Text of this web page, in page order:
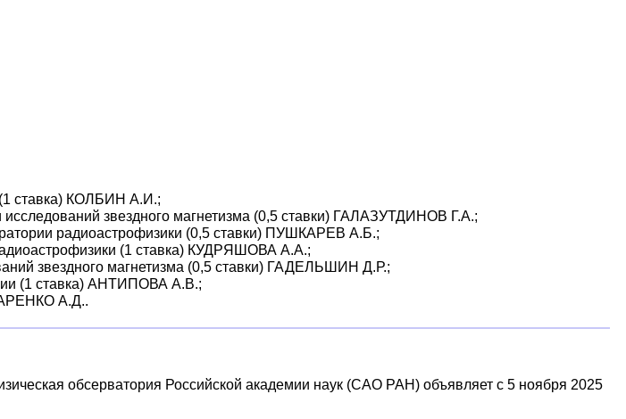
(1 ставка) КОЛБИН А.И.;
исследований звездного магнетизма (0,5 ставки) ГАЛАЗУТДИНОВ Г.А.;
радиоастрофизики (0,5 ставки) ПУШКАРЕВ А.Б.;
(1 ставка) КУДРЯШОВА А.А.;
звездного магнетизма (0,5 ставки) ГАДЕЛЬШИН Д.Р.;
(1 ставка) АНТИПОВА А.В.;
А.Д..
обсерватория Российской академии наук (САО РАН) объявляет с 5 ноября 2025